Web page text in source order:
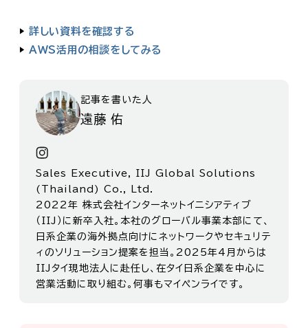
▶詳しい資料を確認する
▶ AWS活用の相談をしてみる
記事を書いた人
遠藤 佑
Sales Executive, IIJ Global Solutions
(Thailand) Co., Ltd.
2022年 株式会社インターネットイニシアティブ
（IIJ）に新卒入社。本社のグローバル事業本部にて、
日系企業の海外拠点向けにネットワークやセキュリテ
ィのソリューション提案を担当。2025年4月からは
IIJタイ現地法人に赴任し、在タイ日系企業を中心に
営業活動に取り組む。何事もマイペンライです。